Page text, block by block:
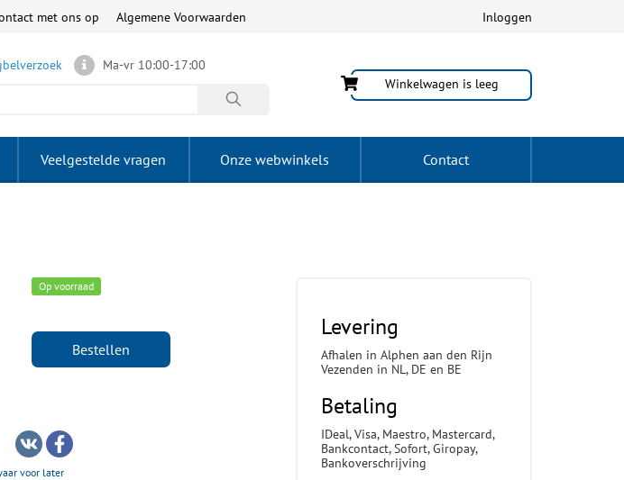
Inloggen
met ons op Algemene Voorwaarden
Ma-vr 10:00-17:00
Winkelwagen is leeg
Veelgestelde vragen Onze webwinkels Contact
Op voorraad
Bestellen
voor later
Levering
Afhalen in Alphen aan den Rijn
Vezenden in NL, DE en BE
Betaling
IDeal, Visa, Maestro, Mastercard,
Bankcontact, Sofort, Giropay,
Bankoverschrijving